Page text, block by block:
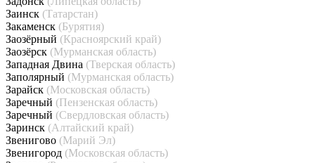
Заинск (Татарстан)
Закаменск (Бурятия)
Заозёрный (Красноярский край)
Заозёрск (Мурманская область)
Западная Двина (Тверская область)
Заполярный (Мурманская область)
Зарайск (Московская область)
Заречный (Пензенская область)
Заречный (Свердловская область)
Заринск (Алтайский край)
Звенигово (Марий Эл)
Звенигород (Московская область)